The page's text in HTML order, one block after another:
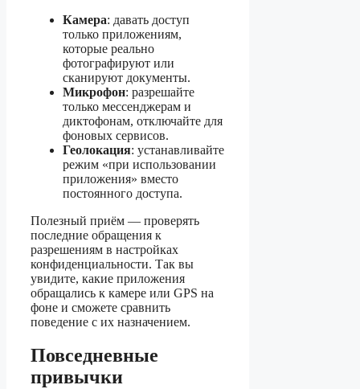
Камера: давать доступ
только приложениям,
которые реально
фотографируют или
сканируют документы.
Микрофон: разрешайте
только мессенджерам и
диктофонам, отключайте для
фоновых сервисов.
Геолокация: устанавливайте
режим «при использовании
приложения» вместо
постоянного доступа.
Полезный приём — проверять
последние обращения к
разрешениям в настройках
конфиденциальности. Так вы
увидите, какие приложения
обращались к камере или GPS на
фоне и сможете сравнить
поведение с их назначением.
Повседневные
привычки